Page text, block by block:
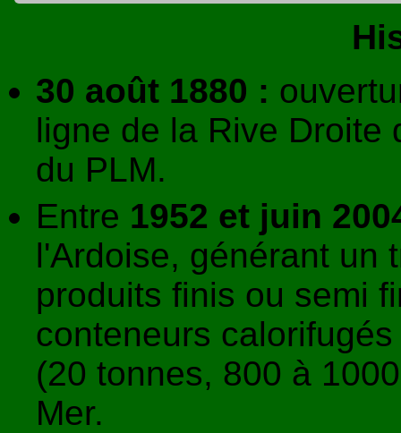
30 août 1880 :
ligne de la Rive Droite
du PLM.
Entre 1952 et juin
l'Ardoise, générant un
produits finis ou semi
conteneurs
(20 tonnes, 800 à
Mer.